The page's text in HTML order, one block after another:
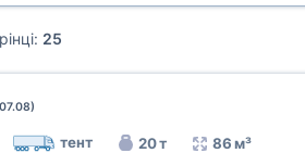
25
тент 20 т 86 м³